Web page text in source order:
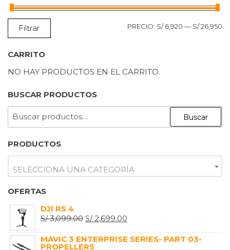
Filtrar PRECIO: S/ 6,920 — S/ 26,950
CARRITO
NO HAY PRODUCTOS EN EL CARRITO.
BUSCAR PRODUCTOS
Buscar
PRODUCTOS
SELECCIONA UNA CATEGORÍA
OFERTAS
DJI RS 4
S/3,099.00 EL
ORIGINAL
S/2,699.00
ACTUAL
MAVIC 3 ENTERPRISE SERIES- PART 03-
PROPELLERS